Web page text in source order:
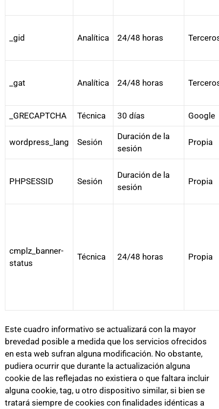
_gid Analítica 24/48 horas
_gat Analítica 24/48 horas
_GRECAPTCHA Técnica 30 días Google
wordpress_lang Sesión
Duración de la
sesión
Propia
PHPSESSID Sesión
Duración de la
sesión
Propia
cmplz_banner-
status
Técnica 24/48 horas Propia
Este cuadro informativo se actualizará con la mayor
brevedad posible a medida que los servicios ofrecidos
en esta web sufran alguna modificación. No obstante,
pudiera ocurrir que durante la actualización alguna
cookie de las reflejadas no existiera o que faltara incluir
alguna cookie, tag, u otro dispositivo similar, si bien se
tratará siempre de cookies con finalidades idénticas a